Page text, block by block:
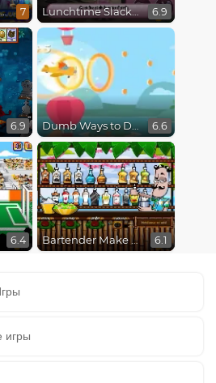
Aurora Real Haircuts 7 Lunchtime Slacking 6.9
6.9 Dumb Ways to Die 3: World Tour 6.6
6.4 Bartender Make Right Mix 6.1
игры